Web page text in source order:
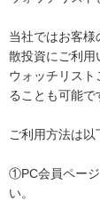
当社ではお客
散投資にご利用
ウォッチリス
ることも可能で
ご利用方法は以
①PC会員ページ
い。